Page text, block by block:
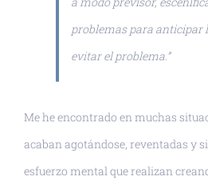
problemas para anticipar
evitar el problema.”
Me he encontrado en muchas
acaban agotándose, reventadas y
esfuerzo mental que realizan